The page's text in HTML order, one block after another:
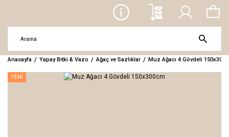
Anasayfa Yapay Bitki & Vazo Ağaç ve Sazlıklar Muz Ağacı 4 Gövdeli
YENİ